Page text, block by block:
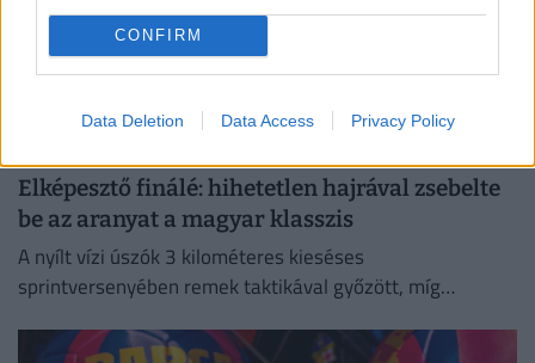
CONFIRM
Data Deletion Data Access Privacy Policy
Elképesztő finálé: hihetetlen hajrával zsebelte
be az aranyat a magyar klasszis
A nyílt vízi úszók 3 kilométeres kieséses
sprintversenyében remek taktikával győzött, míg